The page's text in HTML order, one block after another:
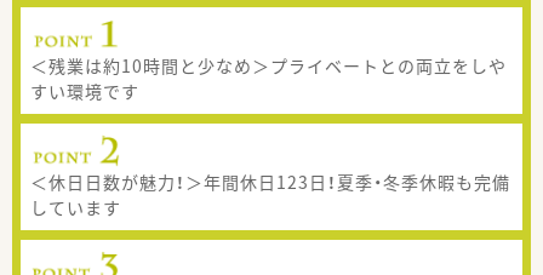
＜残業は約10時間と少なめ＞プライベートとの両立をしや
すい環境です
＜休日日数が魅力！＞年間休日123日！夏季・冬季休暇も完備
しています